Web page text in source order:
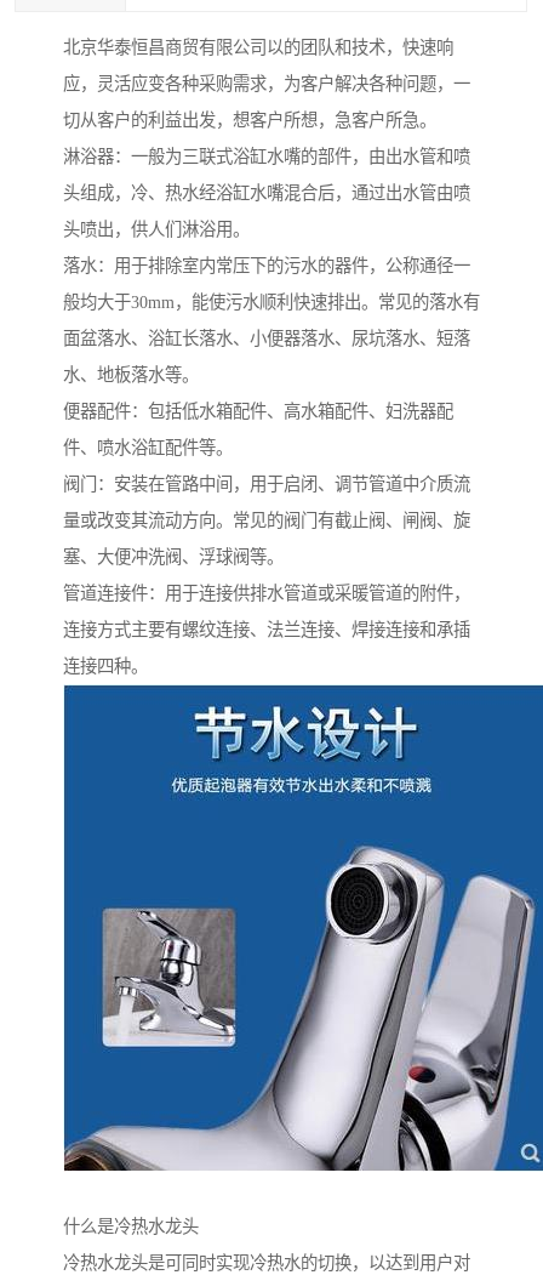
北京华泰恒昌商贸有限公司以的团队和技术，快速响
应，灵活应变各种采购需求，为客户解决各种问题，一
切从客户的利益出发，想客户所想，急客户所急。
淋浴器：一般为三联式浴缸水嘴的部件，由出水管和喷
头组成，冷、热水经浴缸水嘴混合后，通过出水管由喷
头喷出，供人们淋浴用。
落水：用于排除室内常压下的污水的器件，公称通径一
般均大于30mm，能使污水顺利快速排出。常见的落水有
面盆落水、浴缸长落水、小便器落水、尿坑落水、短落
水、地板落水等。
便器配件：包括低水箱配件、高水箱配件、妇洗器配
件、喷水浴缸配件等。
阀门：安装在管路中间，用于启闭、调节管道中介质流
量或改变其流动方向。常见的阀门有截止阀、闸阀、旋
塞、大便冲洗阀、浮球阀等。
管道连接件：用于连接供排水管道或采暖管道的附件，
连接方式主要有螺纹连接、法兰连接、焊接连接和承插
连接四种。
什么是冷热水龙头
冷热水龙头是可同时实现冷热水的切换，以达到用户对